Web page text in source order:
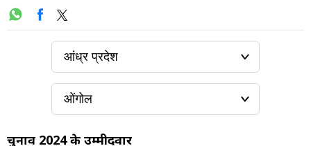
चुनाव 2024 के उम्मीदवार